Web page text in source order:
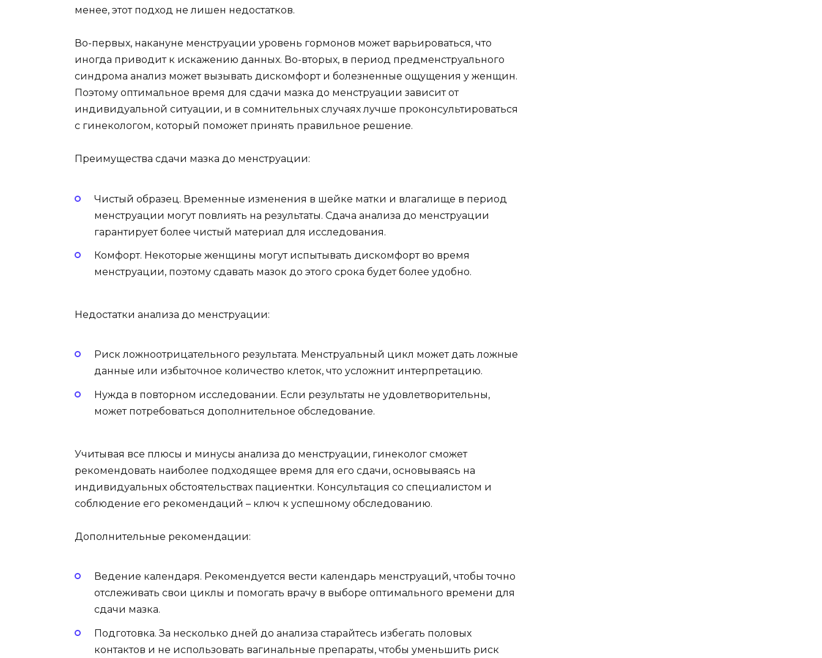
менее, этот подход не лишен недостатков.
Во-первых, накануне менструации уровень гормонов может варьироваться, что
иногда приводит к искажению данных. Во-вторых, в период предменструального
синдрома анализ может вызывать дискомфорт и болезненные ощущения у женщин.
Поэтому оптимальное время для сдачи мазка до менструации зависит от
индивидуальной ситуации, и в сомнительных случаях лучше проконсультироваться
с гинекологом, который поможет принять правильное решение.
Преимущества сдачи мазка до менструации:
Чистый образец. Временные изменения в шейке матки и влагалище в период
менструации могут повлиять на результаты. Сдача анализа до менструации
гарантирует более чистый материал для исследования.
Комфорт. Некоторые женщины могут испытывать дискомфорт во время
менструации, поэтому сдавать мазок до этого срока будет более удобно.
Недостатки анализа до менструации:
Риск ложноотрицательного результата. Менструальный цикл может дать ложные
данные или избыточное количество клеток, что усложнит интерпретацию.
Нужда в повторном исследовании. Если результаты не удовлетворительны,
может потребоваться дополнительное обследование.
Учитывая все плюсы и минусы анализа до менструации, гинеколог сможет
рекомендовать наиболее подходящее время для его сдачи, основываясь на
индивидуальных обстоятельствах пациентки. Консультация со специалистом и
соблюдение его рекомендаций – ключ к успешному обследованию.
Дополнительные рекомендации:
Ведение календаря. Рекомендуется вести календарь менструаций, чтобы точно
отслеживать свои циклы и помогать врачу в выборе оптимального времени для
сдачи мазка.
Подготовка. За несколько дней до анализа старайтесь избегать половых
контактов и не использовать вагинальные препараты, чтобы уменьшить риск